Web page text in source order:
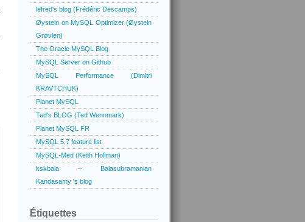
lefred's blog (Frédéric Descamps)
Øystein on MySQL Optimizer (Øystein
Grøvlen)
The Oracle MySQL Blog
MySQL Server on Github
MySQL Performance (Dimitri
KRAVTCHUK)
Planet MySQL
Ted's BLOG (Ted Wennmark)
Planet MySQL FR
MySQL 5.7 feature list
MySQL-Med (Keith Hollman)
kskbala – Balasubramanian
Kandasamy 's blog
Étiquettes